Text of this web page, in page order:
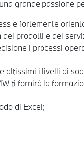
grande passione
e fortemente
prodotti e dei
i processi
altissimi i livelli di
ti fornirà la
di Excel;